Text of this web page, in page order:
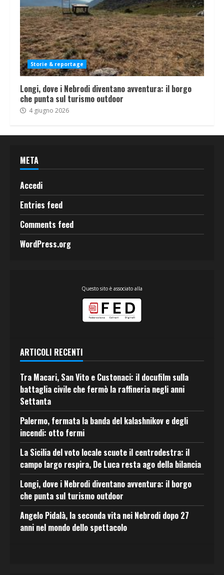
Storie & reportage
Longi, dove i Nebrodi diventano avventura: il borgo
che punta sul turismo outdoor
4 giugno 2026
META
Accedi
Entries feed
Comments feed
WordPress.org
Questo sito è associato alla
ARTICOLI RECENTI
Tra Macari, San Vito e Custonaci: il docufilm sulla
battaglia civile che fermò la raffineria negli anni
Settanta
Palermo, fermata la banda del kalashnikov e degli
incendi: otto fermi
La Sicilia del voto locale scuote il centrodestra: il
campo largo respira, De Luca resta ago della bilancia
Longi, dove i Nebrodi diventano avventura: il borgo
che punta sul turismo outdoor
Angelo Pidalà, la seconda vita nei Nebrodi dopo 27
anni nel mondo dello spettacolo